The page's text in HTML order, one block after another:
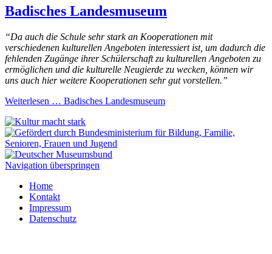
Badisches Landesmuseum
“Da auch die Schule sehr stark an Kooperationen mit
verschiedenen kulturellen Angeboten interessiert ist, um dadurch die
fehlenden Zugänge ihrer Schülerschaft zu kulturellen Angeboten zu
ermöglichen und die kulturelle Neugierde zu wecken, können wir
uns auch hier weitere Kooperationen sehr gut vorstellen.”
Weiterlesen … Badisches Landesmuseum
Navigation überspringen
Home
Kontakt
Impressum
Datenschutz